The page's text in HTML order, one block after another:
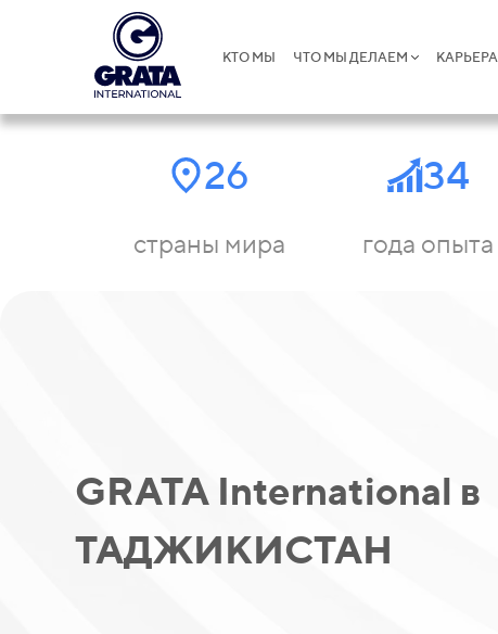
КТО МЫ ЧТО МЫ ДЕЛАЕМ КАРЬЕРА
26
страны мира
34
года опыта
GRATA International в
ТАДЖИКИСТАН